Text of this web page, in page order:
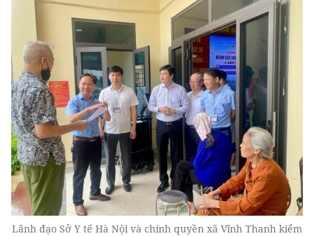
Lãnh đạo Sở Y tế Hà Nội và chính quyền xã Vĩnh Thanh kiểm